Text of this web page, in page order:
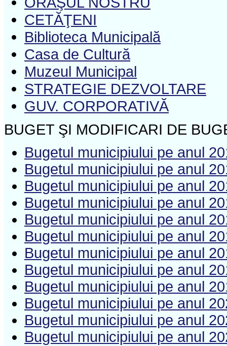
CETĂŢENI
Biblioteca Municipală
Casa de Cultură
Muzeul Municipal
STRATEGIE DEZVOLTARE
GUV. CORPORATIVĂ
BUGET ŞI MODIFICARI DE
Bugetul municipiului pe anul
Bugetul municipiului pe anul
Bugetul municipiului pe anul
Bugetul municipiului pe anul
Bugetul municipiului pe anul
Bugetul municipiului pe anul
Bugetul municipiului pe anul
Bugetul municipiului pe anul
Bugetul municipiului pe anul
Bugetul municipiului pe anul
Bugetul municipiului pe anul
Bugetul municipiului pe anul